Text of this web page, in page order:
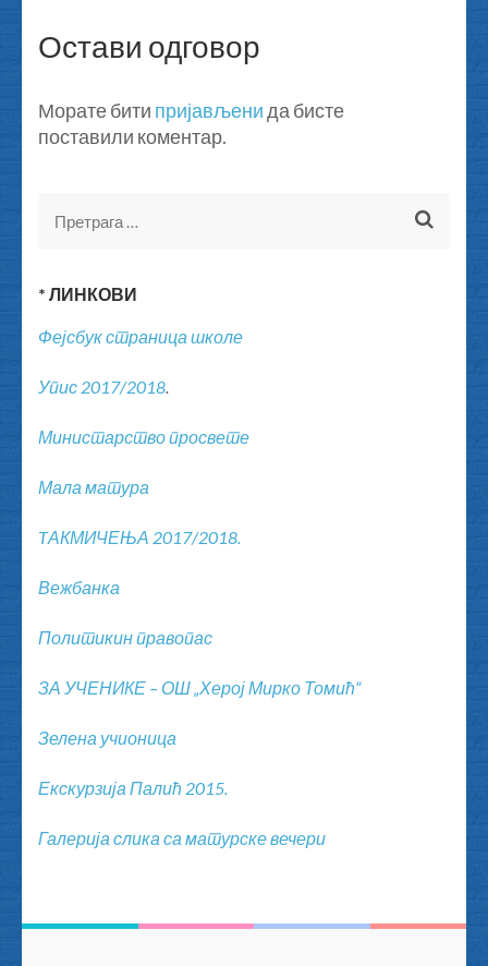
Остави одговор
Морате бити пријављени да бисте
поставили коментар.
Претрага
* ЛИНКОВИ
Фејсбук страница школе
Упис 2017/2018
Министарство просвете
Мала матура
TАКМИЧЕЊА 2017/2018.
Вежбанка
Политикин правопас
ЗА УЧЕНИКЕ – ОШ „Херој Мирко Томић“
Зелена учионица
Екскурзија Палић 2015.
Галерија слика са матурске вечери